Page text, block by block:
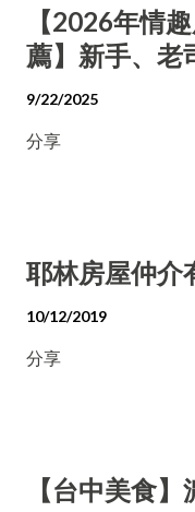
【2026年情
薦】新手、老
9/22/2025
分享
耶林房屋仲介
10/12/2019
分享
【台中美食